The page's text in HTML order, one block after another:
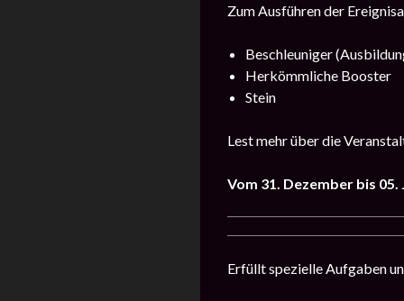
Zum Ausführen der
Beschleuniger
Herkömmliche Booster
Stein
Lest mehr über die
Vom 31. Dezember bis
Erfüllt spezielle Aufgaben